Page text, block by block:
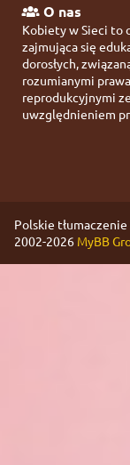
O nas
Kobiety w Sieci to
zajmująca się
dorosłych,
rozumianymi
reprodukcyjnymi
uwzględnieniem
Polskie
2002-2026 MyBB